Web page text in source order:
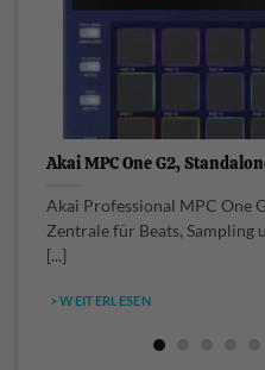
Akai MPC One G2,
Akai Professional MPC One
Zentrale für Beats, Sampling
[...]
> WEITERLESEN